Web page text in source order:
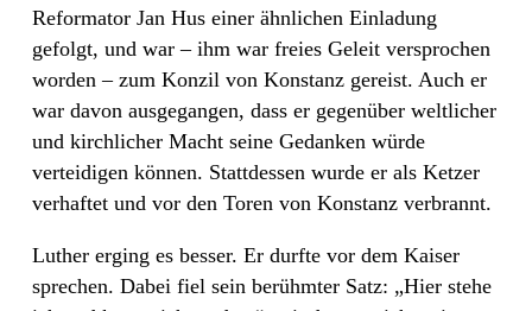
Reformator Jan Hus einer ähnlichen Einladung
gefolgt, und war – ihm war freies Geleit versprochen
worden – zum Konzil von Konstanz gereist. Auch er
war davon ausgegangen, dass er gegenüber weltlicher
und kirchlicher Macht seine Gedanken würde
verteidigen können. Stattdessen wurde er als Ketzer
verhaftet und vor den Toren von Konstanz verbrannt.
Luther erging es besser. Er durfte vor dem Kaiser
sprechen. Dabei fiel sein berühmter Satz: „Hier stehe